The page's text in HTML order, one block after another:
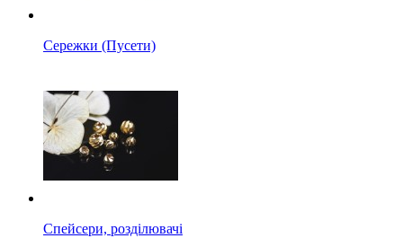
Сережки (Пусети)
Спейсери, розділювачі